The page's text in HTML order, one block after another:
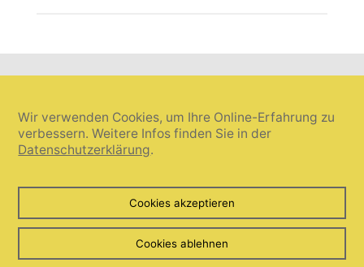
Cookie-Einstellungen widerrufen
© Umanis freie Wortwahl 2026. Alle Rechte vorbehalten.
Wir verwenden Cookies, um Ihre Online-Erfahrung zu
verbessern. Weitere Infos finden Sie in der
Datenschutzerklärung.
Cookies akzeptieren
Cookies ablehnen